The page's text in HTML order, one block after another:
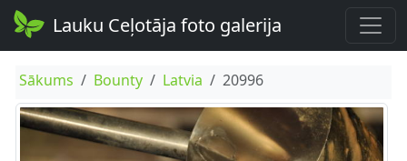
Lauku Ceļotāja foto galerija
Sākums Bounty Latvia 20996